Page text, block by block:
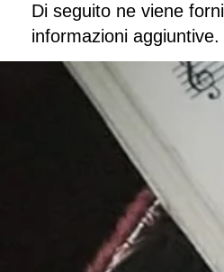
Di seguito ne viene
informazioni aggiuntive.